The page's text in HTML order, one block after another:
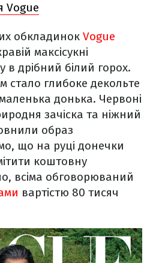
Vogue
обкладинок Vogue
максісукні
в дрібний білий горох.
стало глибоке декольте
донька. Червоні
зачіска та ніжний
образ
що на руці донечки
коштовну
всіма обговорюваний
вартістю 80 тисяч